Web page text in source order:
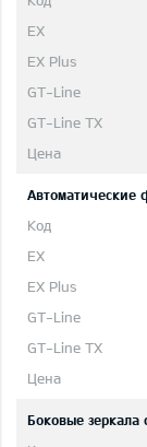
Автоматические
Боковые